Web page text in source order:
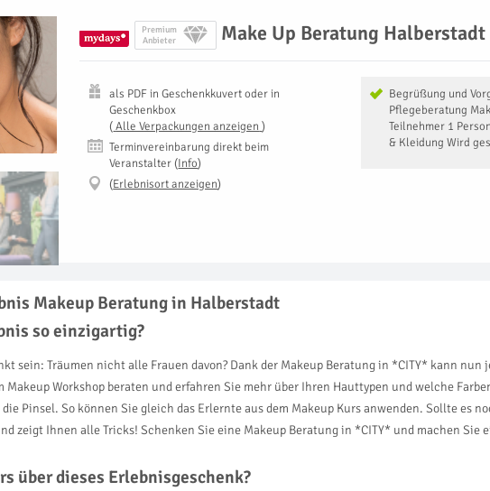
Premium
Anbieter
Make Up Beratung Halberstadt
Begrüßung und
Pflegeberatung
Teilnehmer 1
& Kleidung Wird
als PDFinGeschenkkuvert oder in
Geschenkbox
( Alle Verpackungen anzeigen )
Terminvereinbarung direkt beim
Veranstalter (Info)
(Erlebnisort anzeigen)
Makeup Beratung in Halberstadt
so einzigartig?
sein: Träumen nicht alle Frauen davon? Dank der Makeup Beratung in *CITY* kann
Makeup Workshop beraten und erfahren Sie mehr über Ihren Hauttypen und welche
Pinsel. So können Sie gleich das Erlernte aus dem Makeup Kurs anwenden. Sollte es
zeigt Ihnen alle Tricks! Schenken Sie eine Makeup Beratung in *CITY* und machen Sie
über dieses Erlebnisgeschenk?